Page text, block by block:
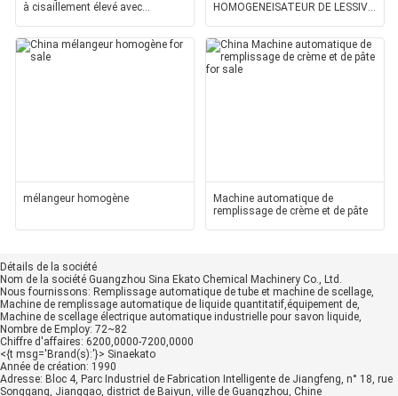
à cisaillement élevé avec
HOMOGENEISATEUR DE LESSIVE
mélangeur homogène
Machine automatique de
remplissage de crème et de pâte
Détails de la société
Nom de la société Guangzhou Sina Ekato Chemical Machinery Co., Ltd.
Nous fournissons: Remplissage automatique de tube et machine de scellage,
Machine de remplissage automatique de liquide quantitatif,équipement de,
Machine de scellage électrique automatique industrielle pour savon liquide,
Nombre de Employ: 72~82
Chiffre d'affaires: 6200,0000-7200,0000
<{t msg='Brand(s):'}> Sinaekato
Année de création: 1990
Adresse: Bloc 4, Parc Industriel de Fabrication Intelligente de Jiangfeng, n° 18, rue
Songgang, Jianggao, district de Baiyun, ville de Guangzhou, Chine